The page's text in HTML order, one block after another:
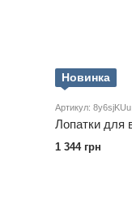
Новинка
Артикул: 8y6sjKUu
Лопатки для
1 344 грн